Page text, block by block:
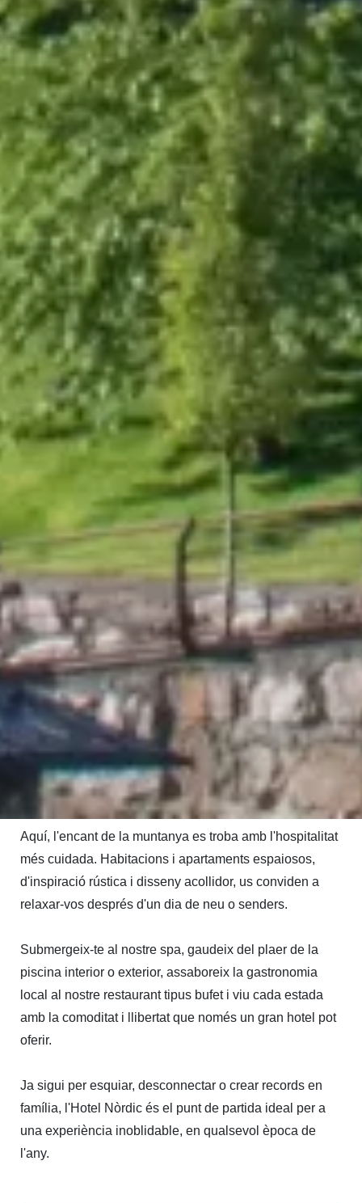
Grup Nòrdic
El teu Hotel a El Tarter, a
peu de pistes!
alpina situat a peu de pistes, al cor de Grandvalira,
Andorra. Un hotel de 4 estrelles concebut per a aquells
que valoren el confort, la calidesa dels detalls i el
privilegi d'estar envoltats de natura en la seva màxima
expressió.
Aquí, l'encant de la muntanya es troba amb l'hospitalitat
més cuidada. Habitacions i apartaments espaiosos,
d'inspiració rústica i disseny acollidor, us conviden a
relaxar-vos després d'un dia de neu o senders.
Submergeix-te al nostre spa, gaudeix del plaer de la
piscina interior o exterior, assaboreix la gastronomia
local al nostre restaurant tipus bufet i viu cada estada
amb la comoditat i llibertat que només un gran hotel pot
oferir.
Ja sigui per esquiar, desconnectar o crear records en
família, l'Hotel Nòrdic és el punt de partida ideal per a
una experiència inoblidable, en qualsevol època de
l'any.